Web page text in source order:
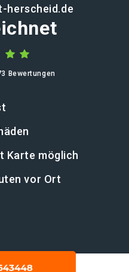
herscheid.de
Bewertungen
Karte möglich
vor Ort